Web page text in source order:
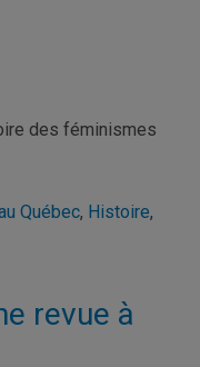
des féminismes
Québec, Histoire,
revue à